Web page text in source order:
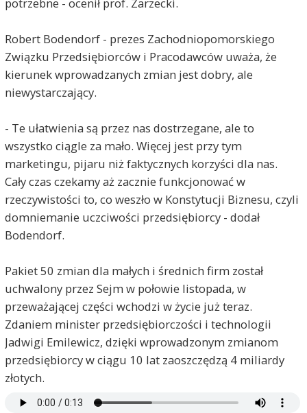
Robert Bodendorf - prezes Zachodniopomorskiego
Związku Przedsiębiorców i Pracodawców uważa, że
kierunek wprowadzanych zmian jest dobry, ale
niewystarczający.
- Te ułatwienia są przez nas dostrzegane, ale to
wszystko ciągle za mało. Więcej jest przy tym
marketingu, pijaru niż faktycznych korzyści dla nas.
Cały czas czekamy aż zacznie funkcjonować w
rzeczywistości to, co weszło w Konstytucji Biznesu, czyli
domniemanie uczciwości przedsiębiorcy - dodał
Bodendorf.
Pakiet 50 zmian dla małych i średnich firm został
uchwalony przez Sejm w połowie listopada, w
przeważającej części wchodzi w życie już teraz.
Zdaniem minister przedsiębiorczości i technologii
Jadwigi Emilewicz, dzięki wprowadzonym zmianom
przedsiębiorcy w ciągu 10 lat zaoszczędzą 4 miliardy
złotych.